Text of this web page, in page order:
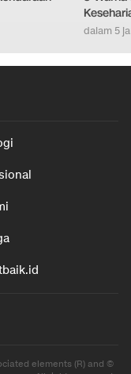
dalam 5
elements (R) and ©